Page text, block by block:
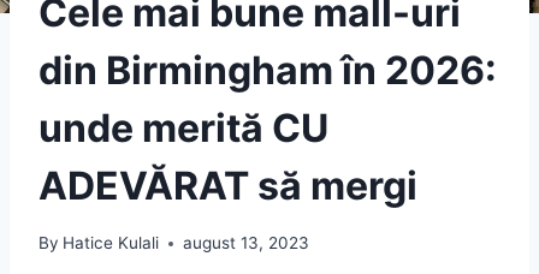
Cele mai bune mall-uri
din Birmingham în 2026:
unde merită CU
ADEVĂRAT să mergi
By Hatice Kulali august 13, 2023